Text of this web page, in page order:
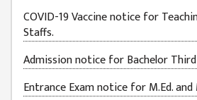
EMIS 2082-83
DOCUMENTS
NEWS &
EVENT
KMC
COVID-19 Vaccine notice for
Staffs.
Admission notice for Bachelor
Entrance Exam notice for M.Ed. and